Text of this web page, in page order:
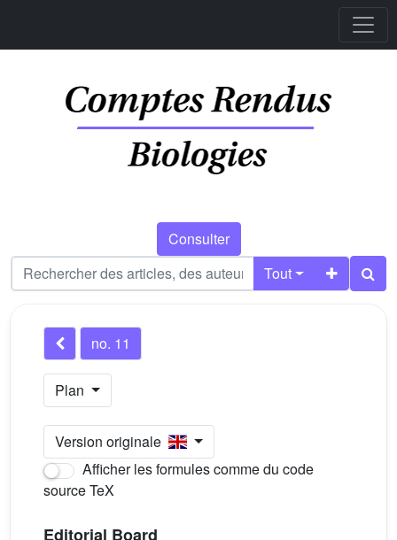
Consulter
Tout
no. 11
Plan
Version originale
Afficher les formules comme du code
source TeX
Editorial Board